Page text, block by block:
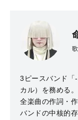
3ピースバンド「
カル）を務める。
全楽曲の作詞・
バンドの中核的存